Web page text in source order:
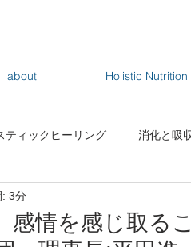
about Holistic Nutrition
ティックヒーリング 消化と吸
感情を感じ取る
: 3分